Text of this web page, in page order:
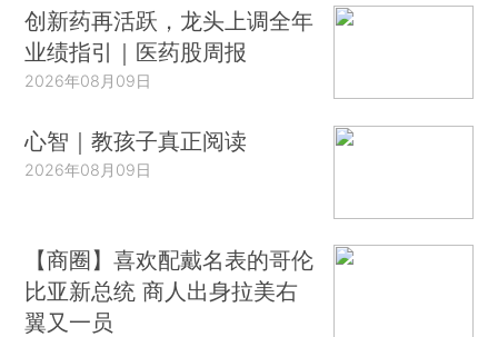
创新药再活跃，龙头上调全年
业绩指引｜医药股周报
2026年08月09日
心智｜教孩子真正阅读
2026年08月09日
【商圈】喜欢配戴名表的哥伦
比亚新总统 商人出身拉美右
翼又一员